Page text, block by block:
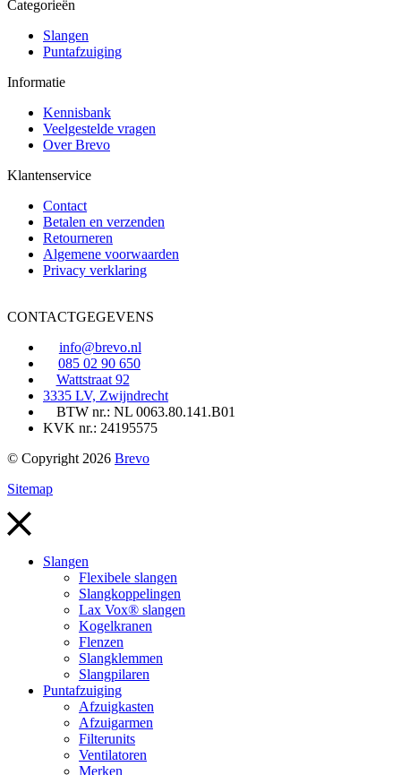
Categorieën
Slangen
Puntafzuiging
Informatie
Kennisbank
Veelgestelde vragen
Over Brevo
Klantenservice
Contact
Betalen en verzenden
Retourneren
Algemene voorwaarden
Privacy verklaring
CONTACTGEGEVENS
info@brevo.nl
085 02 90 650
Wattstraat 92
3335 LV, Zwijndrecht
BTW nr.: NL 0063.80.141.B01
KVK nr.: 24195575
© Copyright 2026 Brevo
Sitemap
Slangen
Flexibele slangen
Slangkoppelingen
Lax Vox® slangen
Kogelkranen
Flenzen
Slangklemmen
Slangpilaren
Puntafzuiging
Afzuigkasten
Afzuigarmen
Filterunits
Ventilatoren
Merken